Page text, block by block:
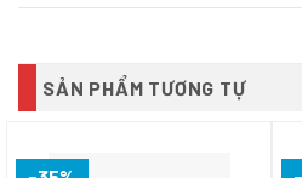
SẢN PHẨM TƯƠNG TỰ